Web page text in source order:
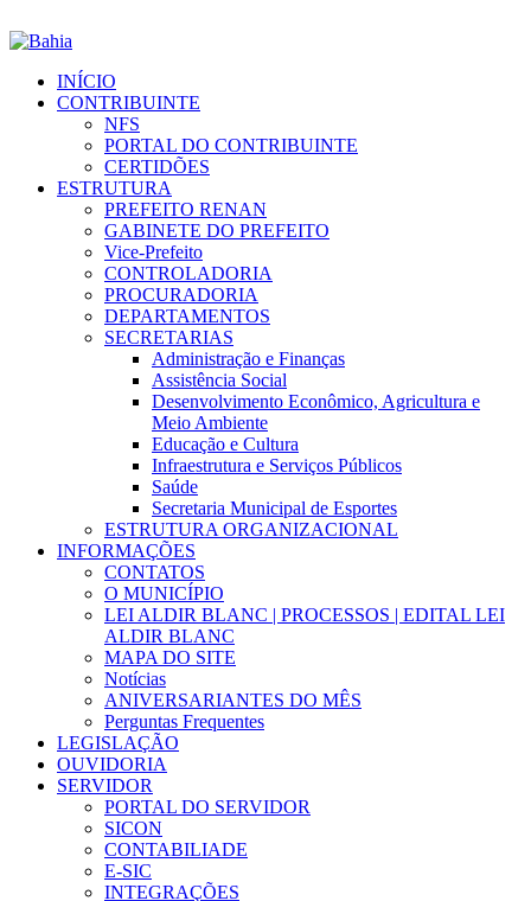
INÍCIO
CONTRIBUINTE
NFS
PORTAL DO CONTRIBUINTE
CERTIDÕES
ESTRUTURA
PREFEITO RENAN
GABINETE DO PREFEITO
Vice-Prefeito
CONTROLADORIA
PROCURADORIA
DEPARTAMENTOS
SECRETARIAS
Administração e Finanças
Assistência Social
Desenvolvimento Econômico, Agricultura e
Meio Ambiente
Educação e Cultura
Infraestrutura e Serviços Públicos
Saúde
Secretaria Municipal de Esportes
ESTRUTURA ORGANIZACIONAL
INFORMAÇÕES
CONTATOS
O MUNICÍPIO
LEI ALDIR BLANC | PROCESSOS | EDITAL LEI
ALDIR BLANC
MAPA DO SITE
Notícias
ANIVERSARIANTES DO MÊS
Perguntas Frequentes
LEGISLAÇÃO
OUVIDORIA
SERVIDOR
PORTAL DO SERVIDOR
SICON
CONTABILIADE
E-SIC
INTEGRAÇÕES